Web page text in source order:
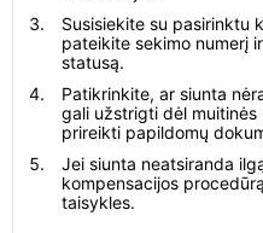
Susisiekite su pasirinktu
pateikite sekimo numerį
statusą.
Patikrinkite, ar siunta
gali užstrigti dėl
prireikti papildomų
Jei siunta neatsiranda
kompensacijos
taisykles.